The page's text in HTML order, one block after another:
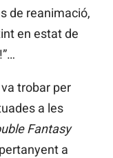
de reanimació,
en estat de
trobar per
a les
Fantasy
a